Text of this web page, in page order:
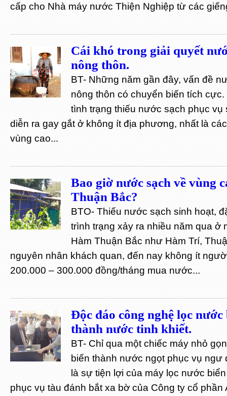
cấp cho Nhà máy nước Thiện Nghiệp từ các
Cái khó trong giải quyết
nông thôn.
BT- Những năm gần đây, vấn đề
nông thôn có chuyển biến tích
tình trạng thiếu nước sạch phục vụ
diễn ra gay gắt ở không ít địa phương, nhất là
vùng cao...
Bao giờ nước sạch về vùng
Thuận Bắc?
BTO- Thiếu nước sạch sinh hoạt,
trình trạng xảy ra nhiều năm qua ở
Hàm Thuận Bắc như Hàm Trí,
nguyên nhân khách quan, đến nay không ít
200.000 – 300.000 đồng/tháng mua nước...
Độc đáo công nghệ lọc nước
thành nước tinh khiết.
BT- Chỉ qua một chiếc máy nhỏ
biến thành nước ngọt phục vụ ngư
là sự tiện lợi của máy lọc nước
phục vụ tàu đánh bắt xa bờ của Công ty cổ